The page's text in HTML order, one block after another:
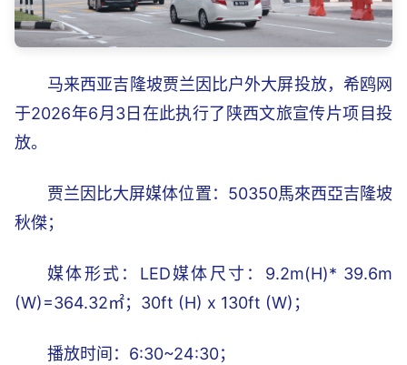
马来西亚吉隆坡贾兰因比户外大屏投放，希鸥网
于2026年6月3日在此执行了陕西文旅宣传片项目投
放。
贾兰因比大屏媒体位置：50350馬來西亞吉隆坡
秋傑；
媒体形式：LED媒体尺寸：9.2m(H)* 39.6m
(W)=364.32㎡；30ft (H) x 130ft (W)；
播放时间：6:30~24:30；